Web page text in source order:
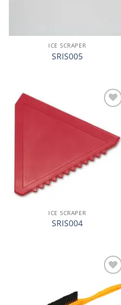
ICE SCRAPER
SRIS005
单
ICE SCRAPER
SRIS004
加入
心愿